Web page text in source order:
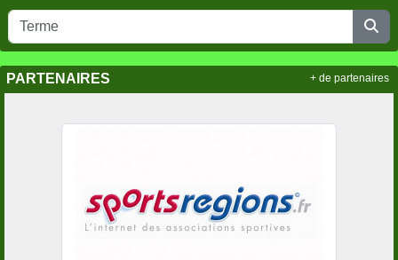
PARTENAIRES + de partenaires